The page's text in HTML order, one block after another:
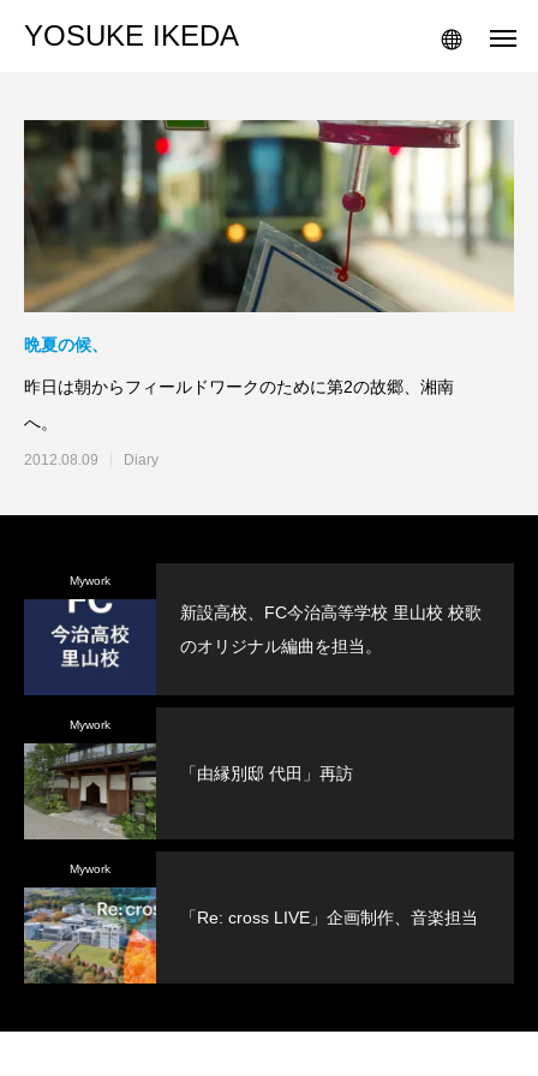
YOSUKE IKEDA
晩夏の候、
昨日は朝からフィールドワークのために第2の故郷、湘南
へ
2012.08.09 Diary
Mywork
新設高校、FC今治高等学校 里山校 校歌
のオリジナル編曲を担当。
Mywork
「由縁別邸 代田」再訪
Mywork
「Re: cross LIVE」企画制作、音楽担当